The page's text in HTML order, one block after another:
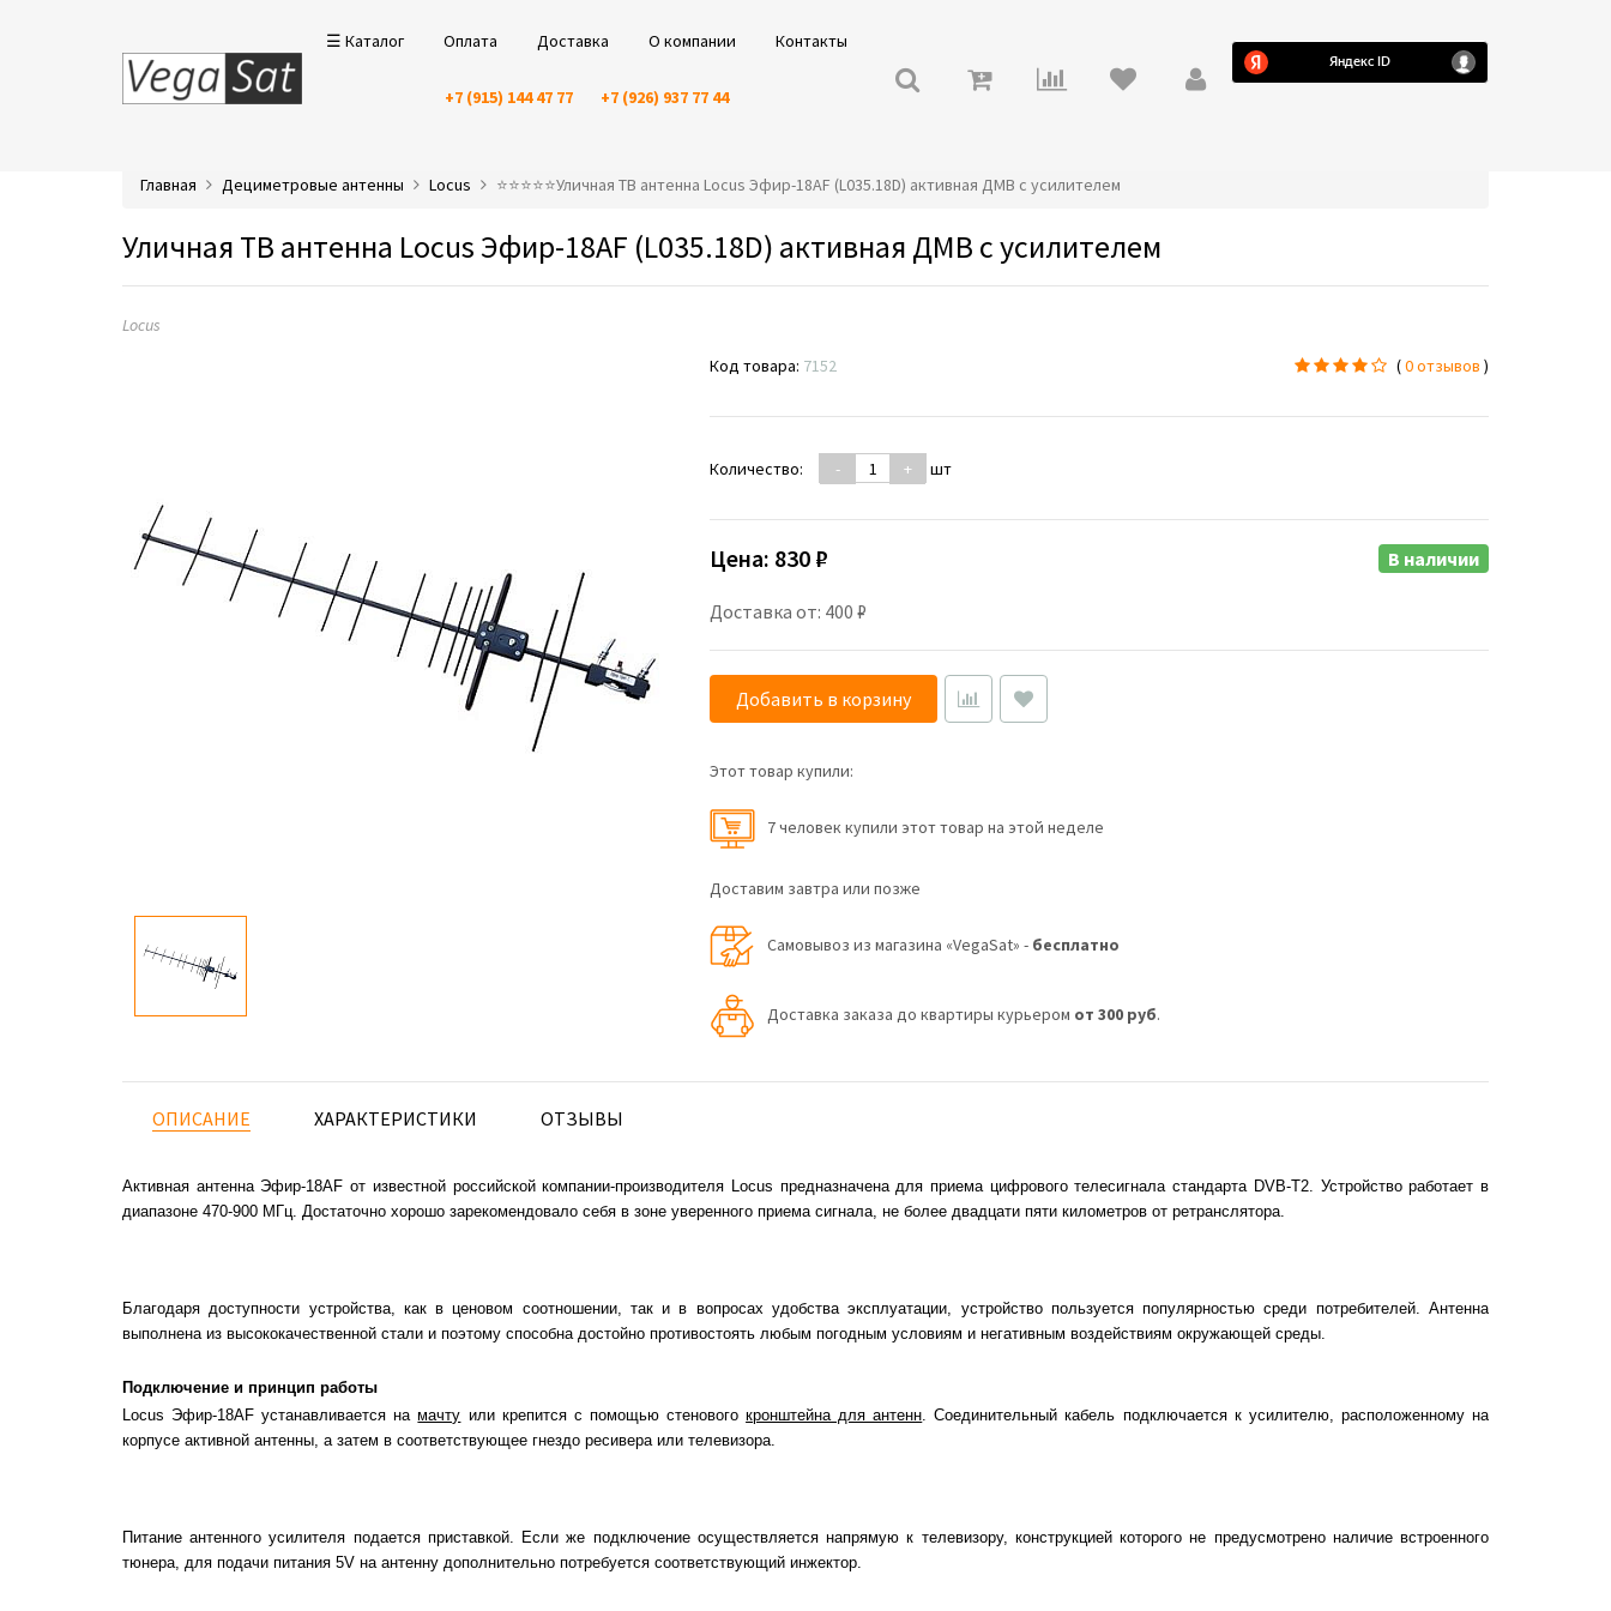
☰ Каталог Оплата Доставка О компании Контакты
+7 (915) 144 47 77 +7 (926) 937 77 44
Главная Дециметровые антенны Locus ⭐️⭐️⭐️⭐️⭐️Уличная ТВ антенна Locus Эфир-18AF (L035.18D) активная ДМВ с усилителем
Уличная ТВ антенна Locus Эфир-18AF (L035.18D) активная ДМВ с усилителем
Locus
Код товара: 7152 (0 отзывов )
Количество: - + шт
Цена: 830 ₽
Доставка от: 400 ₽
В наличии
Добавить в корзину
Этот товар купили:
7 человек купили этот товар на этой неделе
Доставим завтра или позже
Самовывоз из магазина «VegaSat» - бесплатно
Доставка заказа до квартиры курьером от 300 руб.
ОПИСАНИЕ ХАРАКТЕРИСТИКИ ОТЗЫВЫ
Активная антенна Эфир-18AF от известной российской компании-производителя Locus предназначена для приема цифрового телесигнала стандарта DVB-T2. Устройство работает в
диапазоне 470-900 МГц. Достаточно хорошо зарекомендовало себя в зоне уверенного приема сигнала, не более двадцати пяти километров от ретранслятора.
Благодаря доступности устройства, как в ценовом соотношении, так и в вопросах удобства эксплуатации, устройство пользуется популярностью среди потребителей. Антенна
выполнена из высококачественной стали и поэтому способна достойно противостоять любым погодным условиям и негативным воздействиям окружающей среды.
Подключение и принцип работы
Locus Эфир-18AF устанавливается намачту или крепится с помощью стеновогокронштейна для антенн. Соединительный кабель подключается к усилителю, расположенному на
корпусе активной антенны, а затем в соответствующее гнездо ресивера или телевизора.
Питание антенного усилителя подается приставкой. Если же подключение осуществляется напрямую к телевизору, конструкцией которого не предусмотрено наличие встроенного
тюнера, для подачи питания 5V на антенну дополнительно потребуется соответствующий инжектор.